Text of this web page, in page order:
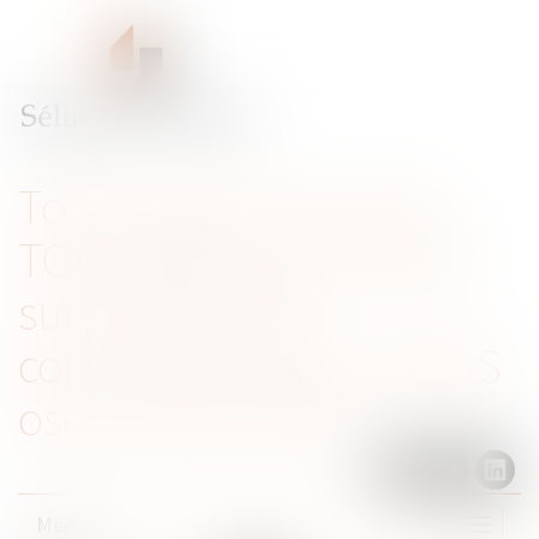
Tout ce que vous avez
TOUJOURS voulu savoir
sur le droit de la
concurrence sans JAMAIS
oser le demander